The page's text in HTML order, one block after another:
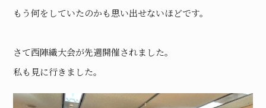
もう何をしていたのかも思い出せないほどです。
さて西陣織大会が先週開催されました。
私も見に行きました。